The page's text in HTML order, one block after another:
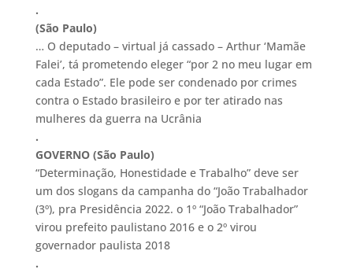
.
(São Paulo)
… O deputado – virtual já cassado – Arthur ‘Mamãe
Falei’, tá prometendo eleger “por 2 no meu lugar em
cada Estado”. Ele pode ser condenado por crimes
contra o Estado brasileiro e por ter atirado nas
mulheres da guerra na Ucrânia
.
GOVERNO (São Paulo)
“Determinação, Honestidade e Trabalho” deve ser
um dos slogans da campanha do “João Trabalhador
(3º), pra Presidência 2022. o 1º “João Trabalhador”
virou prefeito paulistano 2016 e o 2º virou
governador paulista 2018
.